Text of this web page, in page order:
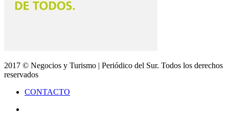
2017 © Negocios y Turismo | Periódico del Sur. Todos los derechos
reservados
CONTACTO